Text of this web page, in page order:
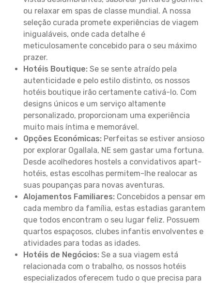
ou relaxar em spas de classe mundial. A nossa
seleção curada promete experiências de viagem
inigualáveis, onde cada detalhe é
meticulosamente concebido para o seu máximo
prazer.
Hotéis Boutique: Se se sente atraído pela
autenticidade e pelo estilo distinto, os nossos
hotéis boutique irão certamente cativá-lo. Com
designs únicos e um serviço altamente
personalizado, proporcionam uma experiência
muito mais íntima e memorável.
Opções Económicas: Perfeitas se estiver ansioso
por explorar Ogallala, NE sem gastar uma fortuna.
Desde acolhedores hostels a convidativos apart-
hotéis, estas escolhas permitem-lhe realocar as
suas poupanças para novas aventuras.
Alojamentos Familiares: Concebidos a pensar em
cada membro da família, estas estadias garantem
que todos encontram o seu lugar feliz. Possuem
quartos espaçosos, clubes infantis envolventes e
atividades para todas as idades.
Hotéis de Negócios: Se a sua viagem está
relacionada com o trabalho, os nossos hotéis
especializados oferecem tudo o que precisa para